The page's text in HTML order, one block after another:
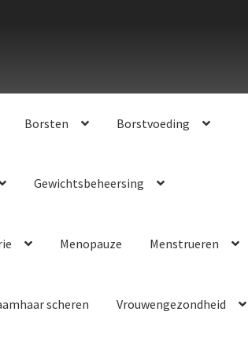
Borsten Borstvoeding
Gewichtsbeheersing
Menopauze Menstrueren
scheren Vrouwengezondheid